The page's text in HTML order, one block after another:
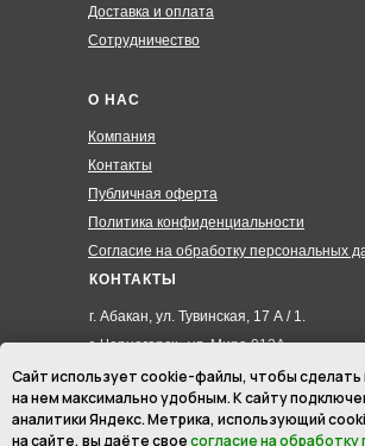
Доставка и оплата
Сотрудничество
О НАС
Компания
Контакты
Публичная оферта
Политика конфиденциальности
Согласие на обработку персональных
КОНТАКТЫ
г. Абакан, ул. Тувинская, 17 А / 1.
г. Черногорск , ул. Мира 012А
8 (3902) 285-171
8 (908) 326-24-00
8 (902) 467-09-70
Сайт использует cookie-файлы, чтобы сделать
на нем максимально удобным. К cайту
аналитики Яндекс. Метрика, использующий
на сайте, вы даёте своесогласие на